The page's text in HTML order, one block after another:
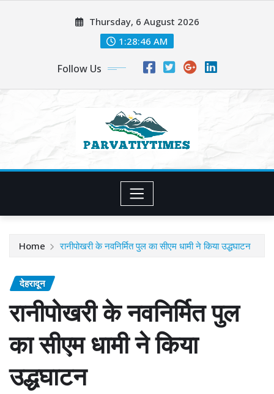
Thursday, 6 August 2026
1:28:47 AM
Follow Us
Home रानीपोखरी के नवनिर्मित पुल का सीएम धामी ने किया उद्धघाटन
देहरादून
रानीपोखरी के नवनिर्मित पुल
का सीएम धामी ने किया
उद्धघाटन